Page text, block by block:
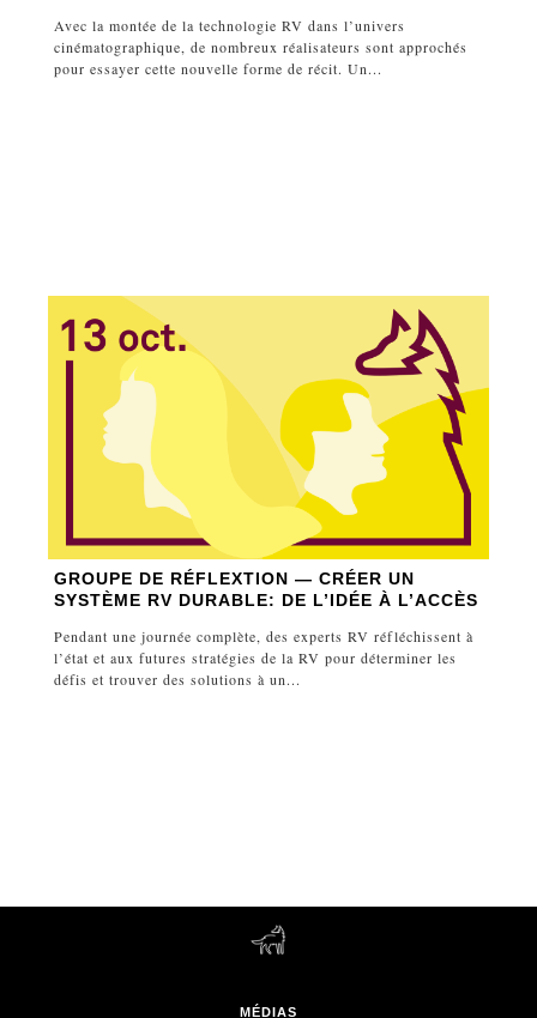
Avec la montée de la technologie RV dans l’univers
cinématographique, de nombreux réalisateurs sont approchés
pour essayer cette nouvelle forme de récit. Un...
GROUPE DE RÉFLEXTION — CRÉER UN
SYSTÈME RV DURABLE: DE L’IDÉE À L’ACCÈS
Pendant une journée complète, des experts RV réfléchissent à
l’état et aux futures stratégies de la RV pour déterminer les
défis et trouver des solutions à un...
MÉDIAS